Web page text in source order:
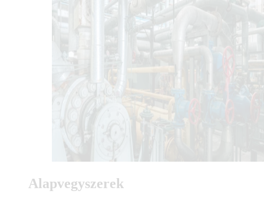
Alapvegyszerek